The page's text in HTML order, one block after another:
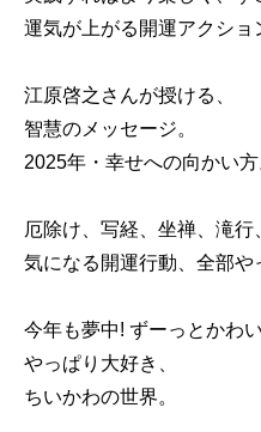
運気が上がる開運アクショ
江原啓之さんが授ける、
智慧のメッセージ。
2025年・幸せへの向かい方
厄除け、写経、坐禅、滝行
気になる開運行動、全部や
今年も夢中! ずーっとかわ
やっぱり大好き、
ちいかわの世界。